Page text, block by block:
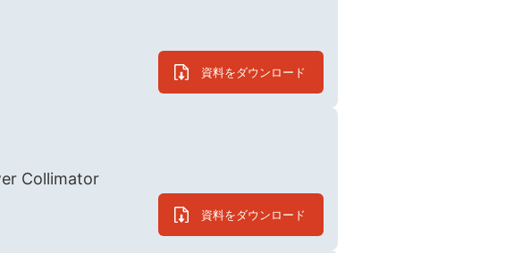
資料をダウンロード
Collimator
資料をダウンロード